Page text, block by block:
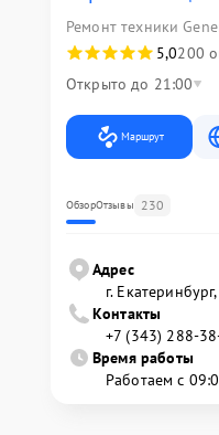
Ремонт техники
5,0200
Открыто до 21:00
Маршрут
ОбзорОтзывы 230
Адрес
г.
Контакты
+7 (343) 288-
Время работы
Работаем с